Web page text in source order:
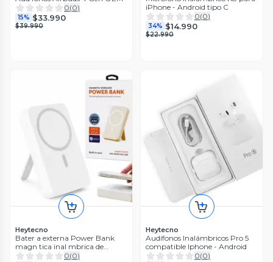
0(0)
15% $33.990
$39.990
iPhone - Android tipo C
0(0)
34% $14.990
$22.990
Heytecno
Bater a externa Power Bank
magn tica inal mbrica de
10000 mAh
0(0)
Heytecno
Audífonos Inalámbricos Pro 5
compatible Iphone - Android
0(0)